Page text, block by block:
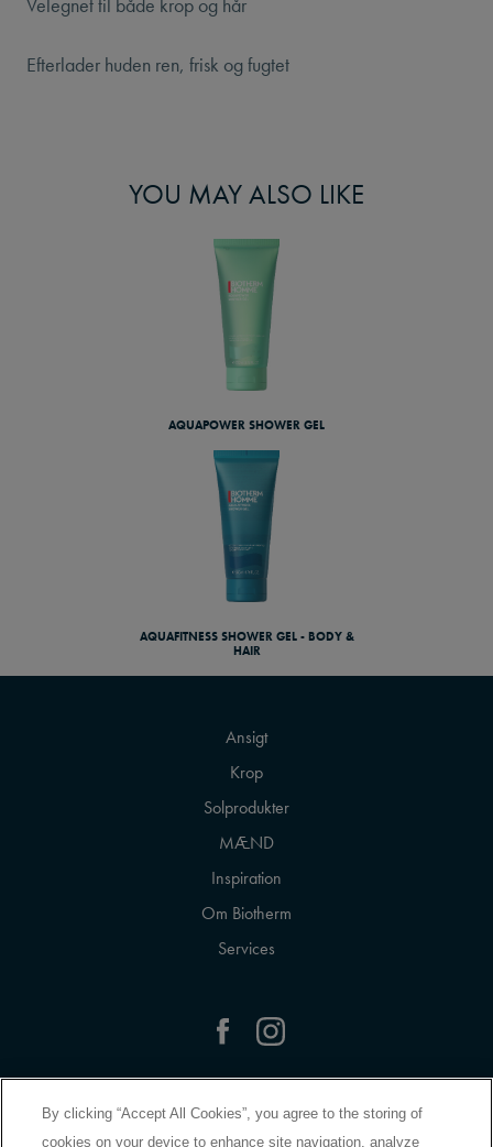
Velegnet til både krop og hår
Efterlader huden ren, frisk og fugtet
YOU MAY ALSO LIKE
AQUAPOWER SHOWER GEL
AQUAFITNESS SHOWER GEL - BODY &
HAIR
Ansigt
Krop
Solprodukter
MÆND
Inspiration
Om Biotherm
Services
Kontakt Os
By clicking “Accept All Cookies”, you agree to the storing of
cookies on your device to enhance site navigation, analyze